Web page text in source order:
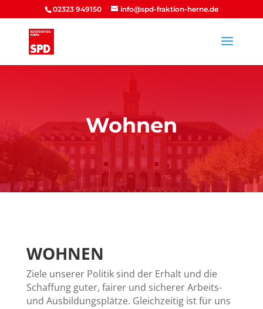
02323 949150 info@spd-fraktion-herne.de
Wohnen
WOHNEN
Ziele unserer Politik sind der Erhalt und die
Schaffung guter, fairer und sicherer Arbeits-
und Ausbildungsplätze. Gleichzeitig ist für uns